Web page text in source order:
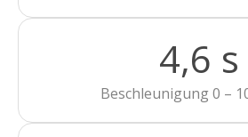
4,6 s
Beschleunigung 0 –